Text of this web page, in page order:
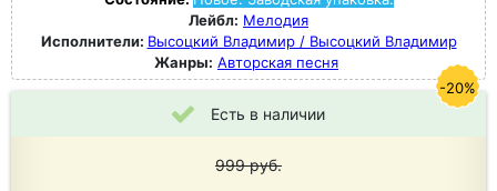
Лейбл: Мелодия
Исполнители: Высоцкий Владимир / Высоцкий Владимир
Жанры: Авторская песня
Есть в наличии
999руб.
-20%